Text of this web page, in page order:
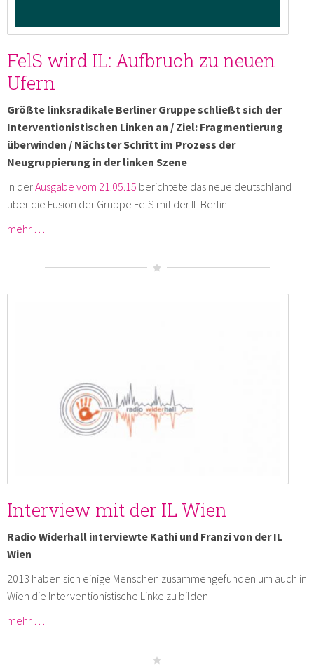
FelS wird IL: Aufbruch zu neuen
Ufern
Größte linksradikale Berliner Gruppe schließt sich der
Interventionistischen Linken an / Ziel: Fragmentierung
überwinden / Nächster Schritt im Prozess der
Neugruppierung in der linken Szene
In derAusgabe vom 21.05.15 berichtete das neue deutschland
über die Fusion der Gruppe FelS mit der IL Berlin.
mehr …
Interview mit der IL Wien
Radio Widerhall interviewte Kathi und Franzi von der IL
Wien
2013 haben sich einige Menschen zusammengefunden um auch in
Wien die Interventionistische Linke zu bilden
mehr …